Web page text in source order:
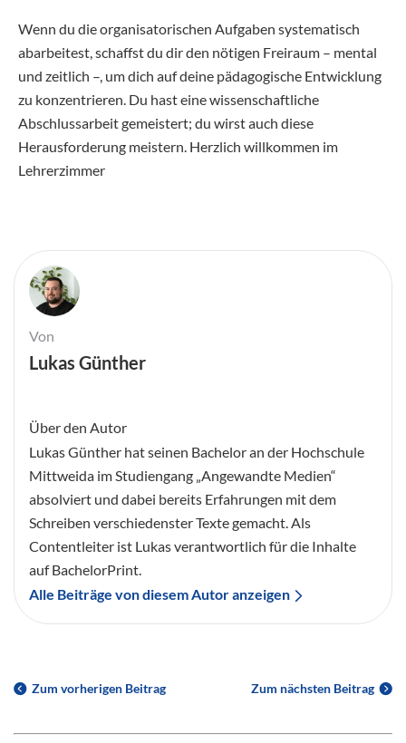
Wenn du die organisatorischen Aufgaben systematisch
abarbeitest, schaffst du dir den nötigen Freiraum – mental
und zeitlich –, um dich auf deine pädagogische Entwicklung
zu konzentrieren. Du hast eine wissenschaftliche
Abschlussarbeit gemeistert; du wirst auch diese
Herausforderung meistern. Herzlich willkommen im
Lehrerzimmer
Von
Lukas Günther
Über den Autor
Lukas Günther hat seinen Bachelor an der Hochschule
Mittweida im Studiengang „Angewandte Medien“
absolviert und dabei bereits Erfahrungen mit dem
Schreiben verschiedenster Texte gemacht. Als
Contentleiter ist Lukas verantwortlich für die Inhalte
auf BachelorPrint.
Alle Beiträge von diesem Autor anzeigen
Zum vorherigen Beitrag Zum nächsten Beitrag